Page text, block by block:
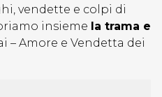
vendette e colpi di
insieme la trama e
– Amore e Vendetta dei